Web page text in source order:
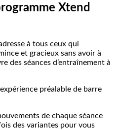
Xtend
à tous ceux qui
et gracieux sans avoir à
des séances d’entraînement à
préalable de barre
de chaque séance
des variantes pour vous